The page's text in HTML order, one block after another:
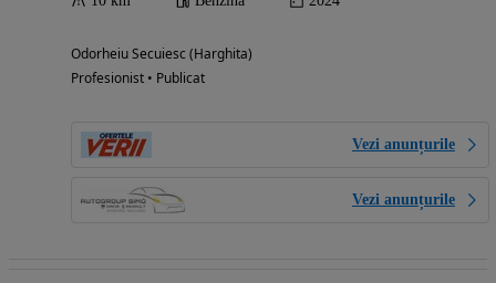
Odorheiu Secuiesc (Harghita)
Profesionist • Publicat
Vezi anunțurile
Vezi anunțurile